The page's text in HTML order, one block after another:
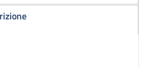
della pagina Concorso